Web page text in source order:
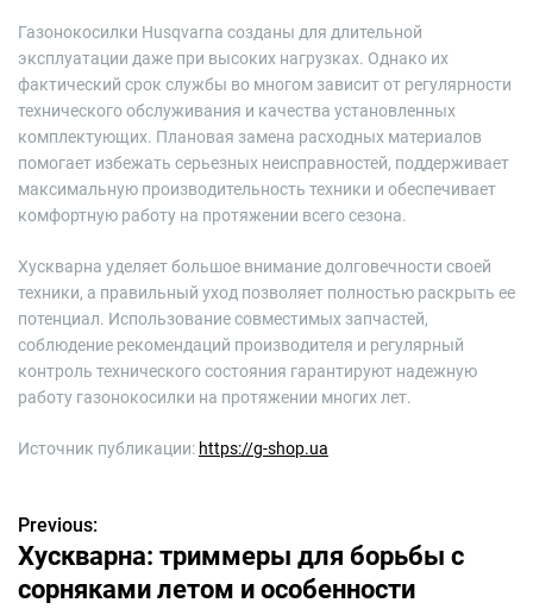
Газонокосилки Husqvarna созданы для длительной
эксплуатации даже при высоких нагрузках. Однако их
фактический срок службы во многом зависит от регулярности
технического обслуживания и качества установленных
комплектующих. Плановая замена расходных материалов
помогает избежать серьезных неисправностей, поддерживает
максимальную производительность техники и обеспечивает
комфортную работу на протяжении всего сезона.
Хускварна уделяет большое внимание долговечности своей
техники, а правильный уход позволяет полностью раскрыть ее
потенциал. Использование совместимых запчастей,
соблюдение рекомендаций производителя и регулярный
контроль технического состояния гарантируют надежную
работу газонокосилки на протяжении многих лет.
Источник публикации: https://g-shop.ua
Н
а
Previous:
Хускварна: триммеры для борьбы с
сорняками летом и особенности